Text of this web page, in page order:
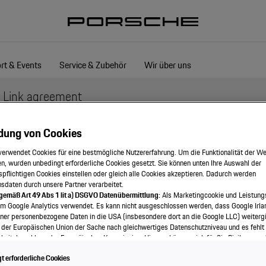
& Events Service & Zubehör Wir über uns
agreement
/ Link
Unternehmen ("Porsche") betrieben und umfasst die
Verknüpfungen bzw. Links mit der Homepage und allen
enthalten; insbesondere muss jeder Inhalt der Website von Porsche
der Website von Porsche ohne Angaben einer deutlichen
von Cookies
Cookies für eine bestmögliche Nutzererfahrung. Um die Funktionalität der
wurden unbedingt erforderliche Cookies gesetzt. Sie können unten Ihre Auswahl der
Cookies einstellen oder gleich alle Cookies akzeptieren. Dadurch werden
durch unsere Partner verarbeitet.
Art 49 Abs 1 lit a) DSGVO Datenübermittlung:Als Marketingcookie und
Google Analytics verwendet. Es kann nicht ausgeschlossen werden, dass Google
personenbezogene Daten in die USA (insbesondere dort an die Google LLC)
Europäischen Union der Sache nach gleichwertiges Datenschutzniveau und es
der Europäischen Kommission. Hieraus können sich für Sie Risiken
weil nicht ausgeschlossen werden kann, dass aufgrund aktueller Gesetze US-
erforderliche Cookies